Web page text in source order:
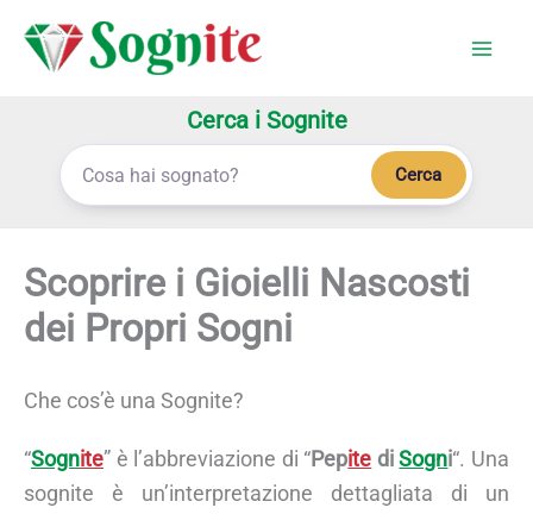
Cerca i Sognite
Cerca
Scoprire i Gioielli Nascosti
dei Propri Sogni
Che cos’è una Sognite?
“Sognite” è l’abbreviazione di “Pepite diSogni“. Una
sognite è un’interpretazione dettagliata di un